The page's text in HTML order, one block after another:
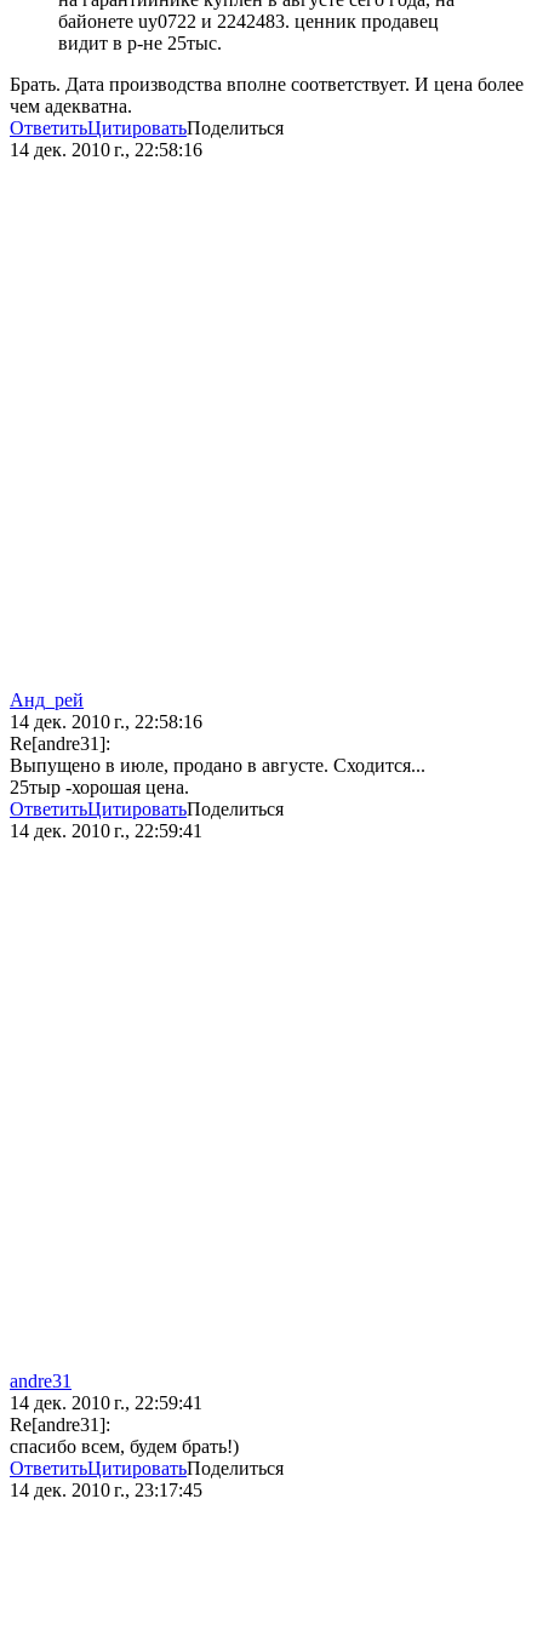
байонете uy0722 и 2242483. ценник продавец
видит в р-не 25тыс.
Брать. Дата производства вполне соответствует. И цена более
чем адекватна.
ОтветитьЦитироватьПоделиться
14 дек. 2010 г., 22:58:16
Анд_рей
14 дек. 2010 г., 22:58:16
Re[andre31]:
Выпущено в июле, продано в августе. Сходится...
25тыр -хорошая цена.
ОтветитьЦитироватьПоделиться
14 дек. 2010 г., 22:59:41
andre31
14 дек. 2010 г., 22:59:41
Re[andre31]:
спасибо всем, будем брать!)
ОтветитьЦитироватьПоделиться
14 дек. 2010 г., 23:17:45